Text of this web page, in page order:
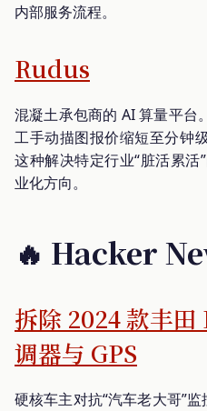
内部服务流程。
Rudus
混凝土承包商的 AI 算量平台
工手动描图报价缩短至分钟
这种解决特定行业“脏活累
业化方向。
🔥 Hacker
拆除 2024 款丰
调器与 GPS
硬核车主对抗“汽车老大哥”